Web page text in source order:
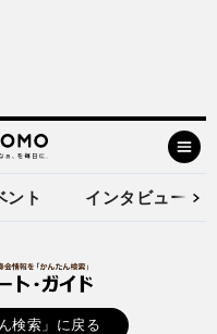
ント インタビュー
検索」に戻る